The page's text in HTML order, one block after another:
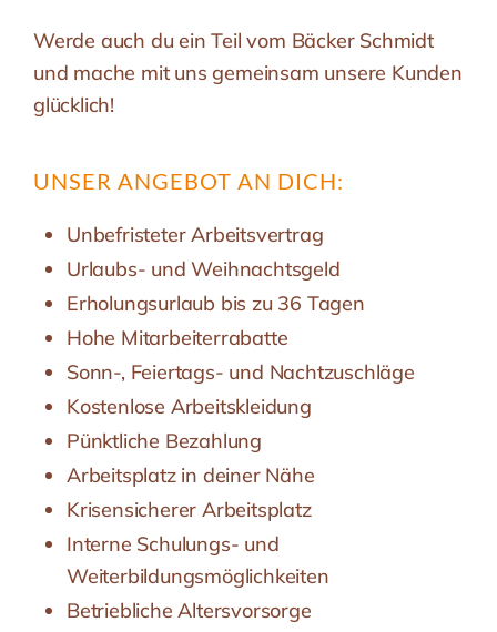
Werde auch du ein Teil vom Bäcker Schmidt
und mache mit uns gemeinsam unsere Kunden
glücklich!
UNSER ANGEBOT AN DICH:
Unbefristeter Arbeitsvertrag
Urlaubs- und Weihnachtsgeld
Erholungsurlaub bis zu 36 Tagen
Hohe Mitarbeiterrabatte
Sonn-, Feiertags- und Nachtzuschläge
Kostenlose Arbeitskleidung
Pünktliche Bezahlung
Arbeitsplatz in deiner Nähe
Krisensicherer Arbeitsplatz
Interne Schulungs- und
Weiterbildungsmöglichkeiten
Betriebliche Altersvorsorge